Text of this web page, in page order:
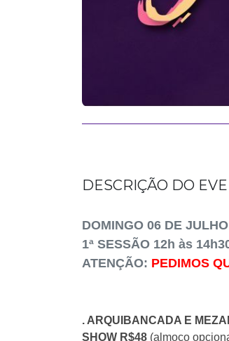
DESCRIÇÃO DO
DOMINGO 06 DE JULHO
1ª SESSÃO 12h às
ATENÇÃO: PEDIMOS
. ARQUIBANCADA E
SHOW R$48 (almoço